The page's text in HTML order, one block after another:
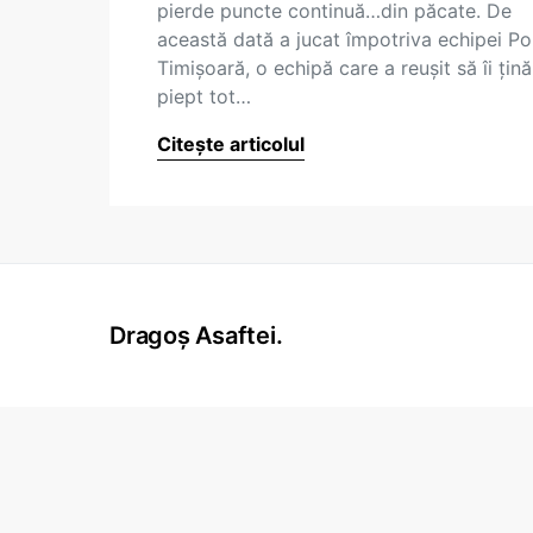
pierde puncte continuă…din păcate. De
această dată a jucat împotriva echipei
Timișoară, o echipă care a reușit să îi țină
piept tot…
Citește articolul
Dragoș Asaftei.